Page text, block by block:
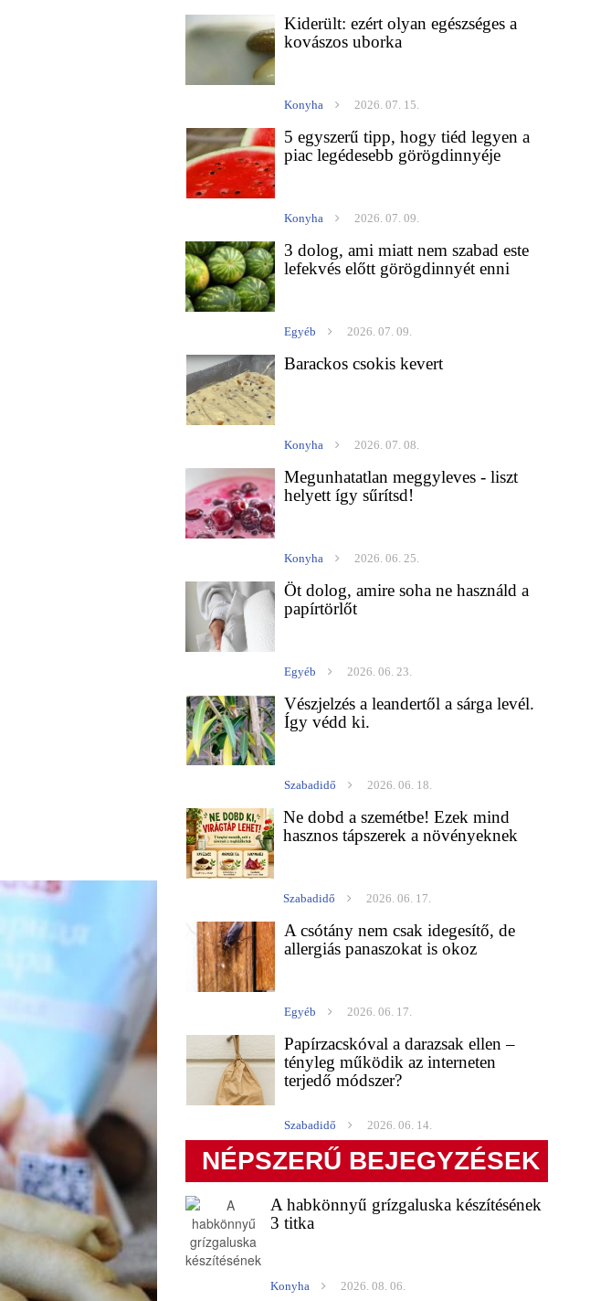
Kiderült: ezért olyan egészséges a
kovászos uborka
Konyha 2026. 07. 15.
5 egyszerű tipp, hogy tiéd legyen a
piac legédesebb görögdinnyéje
Konyha 2026. 07. 09.
3 dolog, ami miatt nem szabad este
lefekvés előtt görögdinnyét enni
Egyéb 2026. 07. 09.
Barackos csokis kevert
Konyha 2026. 07. 08.
Megunhatatlan meggyleves - liszt
helyett így sűrítsd!
Konyha 2026. 06. 25.
Öt dolog, amire soha ne használd a
papírtörlőt
Egyéb 2026. 06. 23.
Vészjelzés a leandertől a sárga levél.
Így védd ki.
Szabadidő 2026. 06. 18.
Ne dobd a szemétbe! Ezek mind
hasznos tápszerek a növényeknek
Szabadidő 2026. 06. 17.
A csótány nem csak idegesítő, de
allergiás panaszokat is okoz
Egyéb 2026. 06. 17.
Papírzacskóval a darazsak ellen –
tényleg működik az interneten
terjedő módszer?
Szabadidő 2026. 06. 14.
NÉPSZERŰ BEJEGYZÉSEK
A habkönnyű grízgaluska készítésének
3 titka
Konyha 2026. 08. 06.